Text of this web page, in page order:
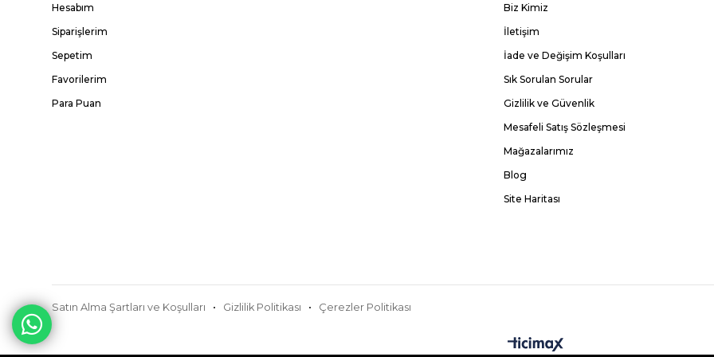
Hesabım
Siparişlerim
Sepetim
Favorilerim
Para Puan
Biz Kimiz
İletişim
İade ve Değişim Koşulları
Sık Sorulan Sorular
Gizlilik ve Güvenlik
Mesafeli Satış Sözleşmesi
Mağazalarımız
Blog
Site Haritası
Satın Alma Şartları ve Koşulları Gizlilik Politikası Çerezler Politikası